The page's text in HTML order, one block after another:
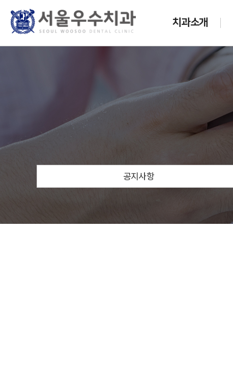
치과소개
공지사항